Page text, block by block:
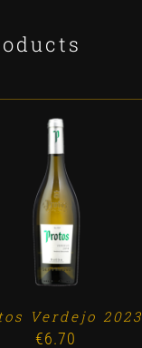
TO CART /
Verdejo 2023
€6.70